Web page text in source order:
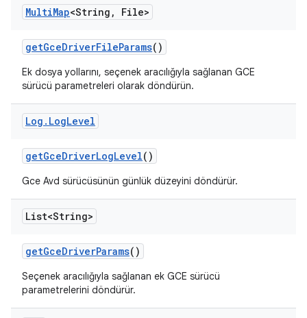
MultiMap<String , File>
getGceDriverFileParams()
Ek dosya yollarını, seçenek aracılığıyla sağlanan GCE
sürücü parametreleri olarak döndürün.
Log . LogLevel
getGceDriverLogLevel()
Gce Avd sürücüsünün günlük düzeyini döndürür.
List<String>
getGceDriverParams()
Seçenek aracılığıyla sağlanan ek GCE sürücü
parametrelerini döndürür.